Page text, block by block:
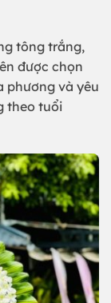
tông trắng,
được chọn
phương và yêu
theo tuổi